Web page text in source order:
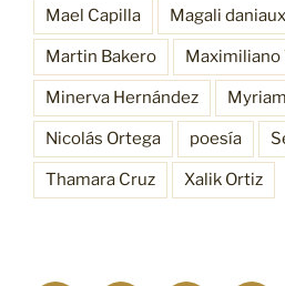
Mael Capilla Magali daniaux
Martin Bakero Maximiliano
Minerva Hernández
Nicolás Ortega poesía
Thamara Cruz Xalik Ortiz